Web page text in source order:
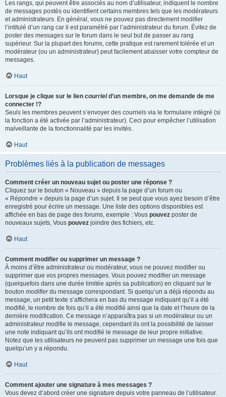
Les rangs, qui peuvent être associés au nom d’utilisateur, indiquent le nombre
de messages postés ou identifient certains membres tels que les modérateurs
et administrateurs. En général, vous ne pouvez pas directement modifier
l’intitulé d’un rang car il est paramétré par l’administrateur du forum. Évitez de
poster des messages sur le forum dans le seul but de passer au rang
supérieur. Sur la plupart des forums, cette pratique est rarement tolérée et un
modérateur (ou un administrateur) peut facilement abaisser votre compteur de
messages.
Haut
Lorsque je clique sur le lien courrield’un membre, on me demande de me
connecter !?
Seuls les membres peuvent s’envoyer des courriels via le formulaire intégré (si
la fonction a été activée par l’administrateur). Ceci pour empêcher l’utilisation
malveillante de la fonctionnalité par les invités.
Haut
Problèmes liés à la publication de messages
Comment créer un nouveau sujet ou poster une réponse ?
Cliquez sur le bouton « Nouveau » depuis la page d’un forum ou
« Répondre » depuis la page d’un sujet. Il se peut que vous ayez besoin d’être
enregistré pour écrire un message. Une liste des options disponibles est
affichée en bas de page des forums, exemple : Vous pouvez poster de
nouveaux sujets, Vous pouvez joindre des fichiers, etc.
Haut
Comment modifier ou supprimer un message ?
À moins d’être administrateur ou modérateur, vous ne pouvez modifier ou
supprimer que vos propres messages. Vous pouvez modifier un message
(quelquefois dans une durée limitée après sa publication) en cliquant sur le
bouton modifierdu message correspondant. Si quelqu’un a déjà répondu au
message, un petit texte s’affichera en bas du message indiquant qu’il a été
modifié, le nombre de fois qu’il a été modifié ainsi que la date et l’heure de la
dernière modification. Ce message n’apparaîtra pas si un modérateur ou un
administrateur modifie le message, cependant ils ont la possibilité de laisser
une note indiquant qu’ils ont modifié le message de leur propre initiative.
Notez que les utilisateurs ne peuvent pas supprimer un message une fois que
quelqu’un y a répondu.
Haut
Comment ajouter une signature à mes messages ?
Vous devez d’abord créer une signature depuis votre panneau de l’utilisateur.